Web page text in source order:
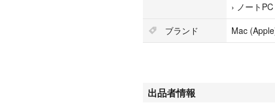
› ノートPC
ブランド
Mac
出品者情報